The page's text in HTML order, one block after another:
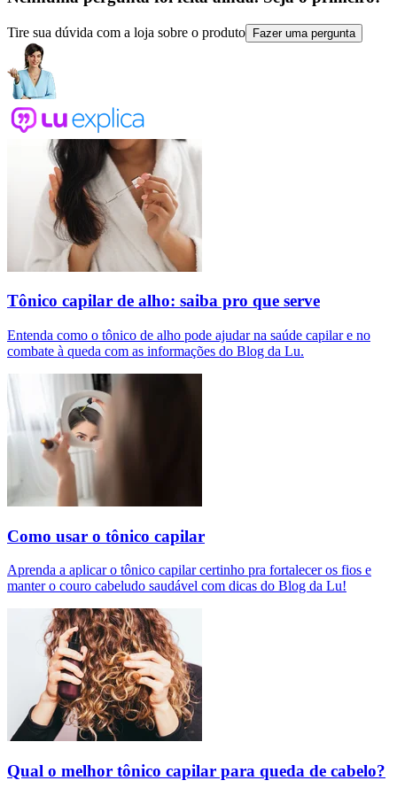
Tire sua dúvida com a loja sobre o produto Fazer uma pergunta
Tônico capilar de alho: saiba pro que serve
Entenda como o tônico de alho pode ajudar na saúde capilar e no
combate à queda com as informações do Blog da Lu.
Como usar o tônico capilar
Aprenda a aplicar o tônico capilar certinho pra fortalecer os fios e
manter o couro cabeludo saudável com dicas do Blog da Lu!
Qual o melhor tônico capilar para queda de cabelo?